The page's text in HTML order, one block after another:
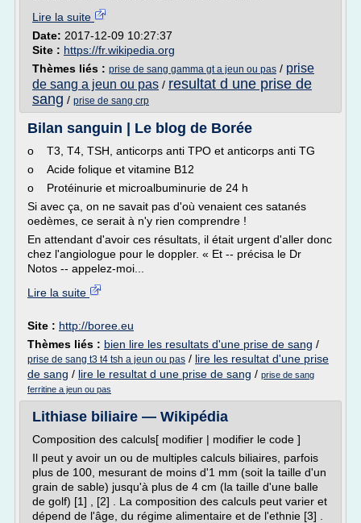
Lire la suite
Date: 2017-12-09 10:27:37
Site : https://fr.wikipedia.org
Thèmes liés : prise de sang gamma gt a jeun ou pas / prise
de sang a jeun ou pas / resultat d une prise de
sang / prise de sang crp
Bilan sanguin | Le blog de Borée
o T3, T4, TSH, anticorps anti TPO et anticorps anti TG
o Acide folique et vitamine B12
o Protéinurie et microalbuminurie de 24 h
Si avec ça, on ne savait pas d'où venaient ces satanés
oedèmes, ce serait à n'y rien comprendre !
En attendant d'avoir ces résultats, il était urgent d'aller donc
chez l'angiologue pour le doppler. « Et -- précisa le Dr
Notos -- appelez-moi...
Lire la suite
Site : http://boree.eu
Thèmes liés : bien lire les resultats d'une prise de sang /
prise de sang t3 t4 tsh a jeun ou pas / lire les resultat d'une prise
de sang / lire le resultat d une prise de sang / prise de sang
ferritine a jeun ou pas
Lithiase biliaire — Wikipédia
Composition des calculs[ modifier | modifier le code ]
Il peut y avoir un ou de multiples calculs biliaires, parfois
plus de 100, mesurant de moins d'1 mm (soit la taille d'un
grain de sable) jusqu'à plus de 4 cm (la taille d'une balle
de golf) [1] , [2] . La composition des calculs peut varier et
dépend de l'âge, du régime alimentaire et de l'ethnie [3] .